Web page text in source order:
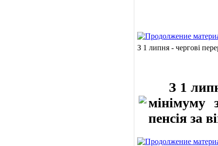
З 1 липня - чергові
З 1
мінімуму
пенсія за